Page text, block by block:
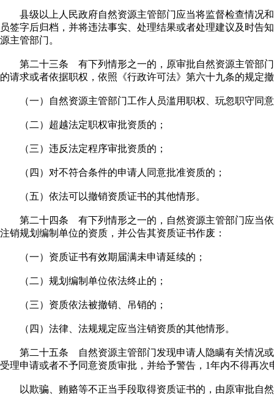
县级以上人民政府自然资源主管部门应当将监督检查情况
员签字后归档，并将违法事实、处理结果或者处理建议及时告
源主管部门。
第二十三条 有下列情形之一的，原审批自然资源主管部门
的请求或者依据职权，依照《行政许可法》第六十九条的规定
（一）自然资源主管部门工作人员滥用职权、玩忽职守同
（二）超越法定职权审批资质的；
（三）违反法定程序审批资质的；
（四）对不符合条件的申请人同意批准资质的；
（五）依法可以撤销资质证书的其他情形。
第二十四条 有下列情形之一的，自然资源主管部门应当依
注销规划编制单位的资质，并公告其资质证书作废：
（一）资质证书有效期届满未申请延续的；
（二）规划编制单位依法终止的；
（三）资质依法被撤销、吊销的；
（四）法律、法规规定应当注销资质的其他情形。
第二十五条 自然资源主管部门发现申请人隐瞒有关情况或
受理申请或者不予同意资质审批，并给予警告，1年内不得再次
以欺骗、贿赂等不正当手段取得资质证书的，由原审批自